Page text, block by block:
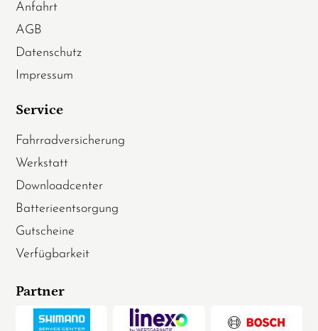
Anfahrt
AGB
Datenschutz
Impressum
Service
Fahrradversicherung
Werkstatt
Downloadcenter
Batterieentsorgung
Gutscheine
Verfügbarkeit
Partner